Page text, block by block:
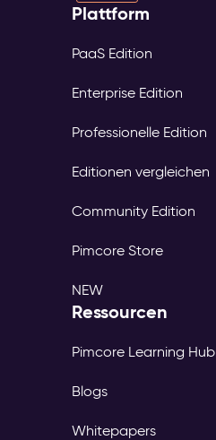
Plattform
PaaS Edition
Enterprise Edition
Professionelle Edition
Editionen vergleichen
Community Edition
Pimcore Store
NEW
Ressourcen
Pimcore Learning Hub
Blogs
Whitepapers